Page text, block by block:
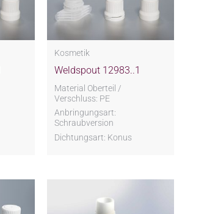
Kosmetik
Weldspout 12983..1
Material Oberteil /
Verschluss: PE
Anbringungsart:
Schraubversion
Dichtungsart: Konus